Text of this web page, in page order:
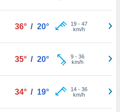
36° / 20° 19- 47
km/h
35° / 20° 9- 36
km/h
34° / 19° 14- 36
km/h